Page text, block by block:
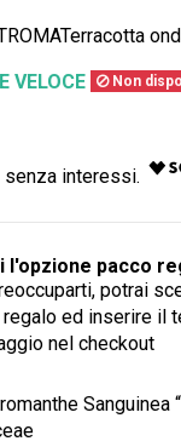
VELOCE Non
l'opzione pacco
potrai
regalo ed inserire il
nel checkout
Sanguinea